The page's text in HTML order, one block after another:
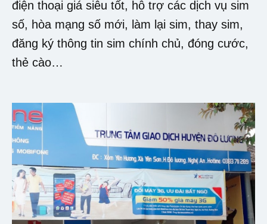
điện thoại giá siêu tốt, hỗ trợ các dịch vụ sim
số, hòa mạng số mới, làm lại sim, thay sim,
đăng ký thông tin sim chính chủ, đóng cước,
thẻ cào…